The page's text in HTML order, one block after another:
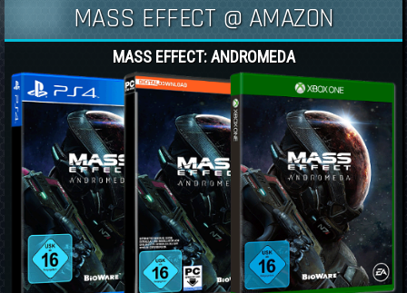
MASS EFFECT @ AMAZON
MASS EFFECT: ANDROMEDA